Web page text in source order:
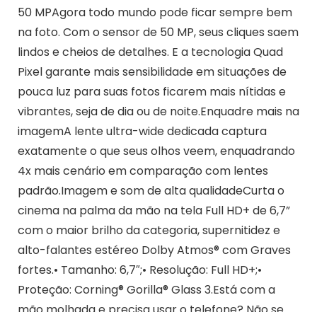
50 MPAgora todo mundo pode ficar sempre bem
na foto. Com o sensor de 50 MP, seus cliques saem
lindos e cheios de detalhes. E a tecnologia Quad
Pixel garante mais sensibilidade em situações de
pouca luz para suas fotos ficarem mais nítidas e
vibrantes, seja de dia ou de noite.Enquadre mais na
imagemA lente ultra-wide dedicada captura
exatamente o que seus olhos veem, enquadrando
4x mais cenário em comparação com lentes
padrão.Imagem e som de alta qualidadeCurta o
cinema na palma da mão na tela Full HD+ de 6,7”
com o maior brilho da categoria, supernitidez e
alto-falantes estéreo Dolby Atmos® com Graves
fortes.• Tamanho: 6,7″;• Resolução: Full HD+;•
Proteção: Corning® Gorilla® Glass 3.Está com a